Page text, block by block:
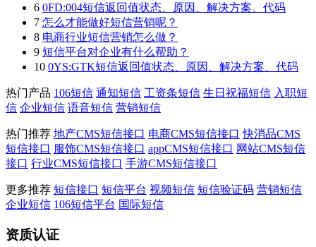
6 0FD:004短信返回值状态、原因、解决方案、代码
7 怎么才能做好短信营销呢？
8 电商行业短信营销怎么做？
9 短信平台对企业有什么帮助？
10 0YS:GTK短信返回值状态、原因、解决方案、代码
热门产品 106短信 通知短信 工资条短信 生日祝福短信 入职短
信 企业短信 语音短信 营销短信
热门推荐 地产CMS短信接口 电商CMS短信接口 快消品CMS
短信接口 服饰CMS短信接口 appCMS短信接口 网站CMS短信
接口 行业CMS短信接口 手游CMS短信接口
更多推荐 短信接口 短信平台 视频短信 短信验证码 营销短信
企业短信 106短信平台 国际短信
资质认证